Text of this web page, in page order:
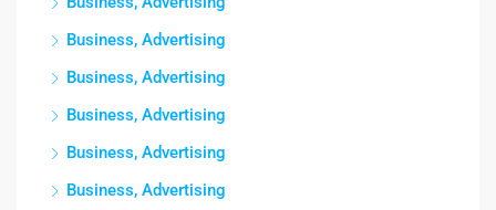
Business, Advertising
Business, Advertising
Business, Advertising
Business, Advertising
Business, Advertising